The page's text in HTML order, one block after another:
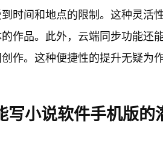
时间和地点的限制。这种灵活
作品。此外，云端同步功能还
作。这种便捷性的提升无疑为
写小说软件手机版的